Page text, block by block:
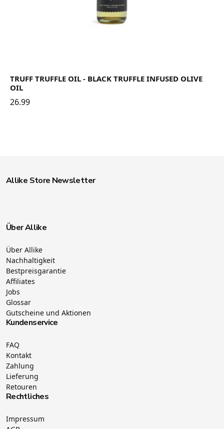
TRUFF TRUFFLE OIL - BLACK TRUFFLE INFUSED OLIVE
OIL
26.99
Allike Store Newsletter
Über Allike
Über Allike
Nachhaltigkeit
Bestpreisgarantie
Affiliates
Jobs
Glossar
Gutscheine und Aktionen
Kundenservice
FAQ
Kontakt
Zahlung
Lieferung
Retouren
Rechtliches
Impressum